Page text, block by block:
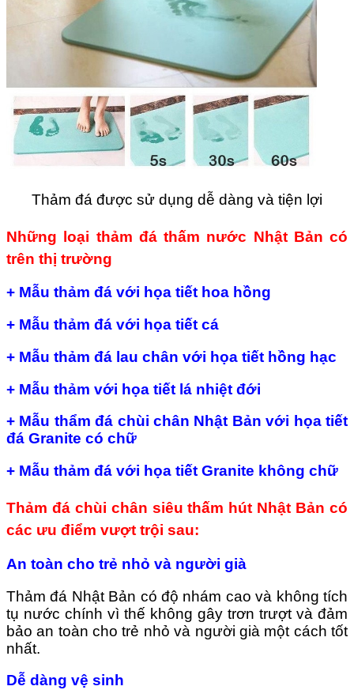
Thảm đá được sử dụng dễ dàng và tiện lợi
Những loại thảm đá thấm nước Nhật Bản có
trên thị trường
+ Mẫu thảm đá với họa tiết hoa hồng
+ Mẫu thảm đá với họa tiết cá
+ Mẫu thảm đá lau chân với họa tiết hồng hạc
+ Mẫu thảm với họa tiết lá nhiệt đới
+ Mẫu thẩm đá chùi chân Nhật Bản với họa tiết
đá Granite có chữ
+ Mẫu thảm đá với họa tiết Granite không chữ
Thảm đá chùi chân siêu thấm hút Nhật Bản có
các ưu điểm vượt trội sau:
An toàn cho trẻ nhỏ và người già
Thảm đá Nhật Bản có độ nhám cao và không tích
tụ nước chính vì thế không gây trơn trượt và đảm
bảo an toàn cho trẻ nhỏ và người già một cách tốt
nhất.
Dễ dàng vệ sinh